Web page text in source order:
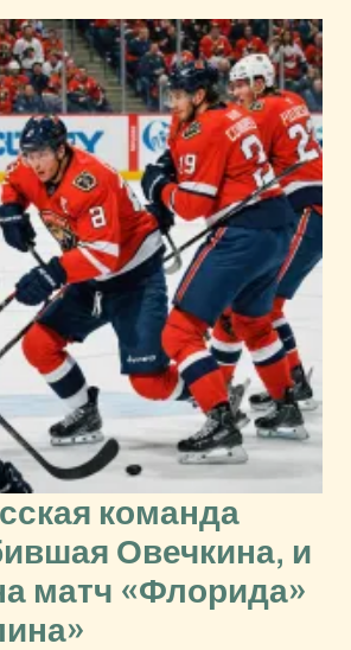
команда
Овечкина, и
матч «Флорида»